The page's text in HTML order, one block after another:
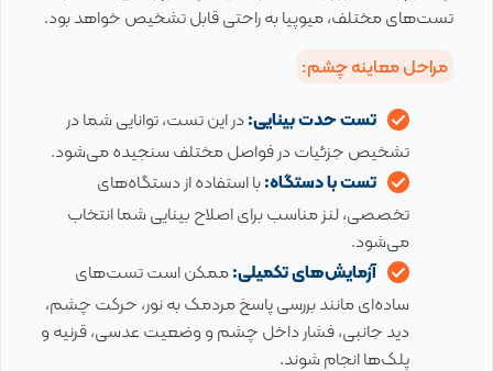
تست‌های مختلف، میوپیا به راحتی قابل تشخیص خواهد بود.
مراحل معاینه چشم:
تست حدت بینایی:در این تست، توانایی شما در
تشخیص جزئیات در فواصل مختلف سنجیده می‌شود.
تست با دستگاه:با استفاده از دستگاه‌های
تخصصی، لنز مناسب برای اصلاح بینایی شما انتخاب
می‌شود.
آزمایش‌های تکمیلی:ممکن است تست‌های
ساده‌ای مانند بررسی پاسخ مردمک به نور، حرکت چشم،
دید جانبی، فشار داخل چشم و وضعیت عدسی، قرنیه و
پلک‌ها انجام شوند.